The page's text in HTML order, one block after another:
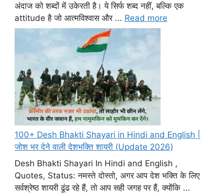
अंदाज को शब्दों में उकेरती है। ये सिर्फ शब्द नहीं, बल्कि एक
attitude है जो आत्मविश्वास और ... Read more
100+ Desh Bhakti Shayari in Hindi and English |
जोश भर देने वाली देशभक्ति शायरी (Update 2026)
Desh Bhakti Shayari In Hindi and English ,
Quotes, Status: नमस्ते दोस्तो, अगर आप देश भक्ति के लिए
सर्वश्रेष्ठ शायरी ढूंढ रहे हैं, तो आप सही जगह पर हैं, क्योंकि ...